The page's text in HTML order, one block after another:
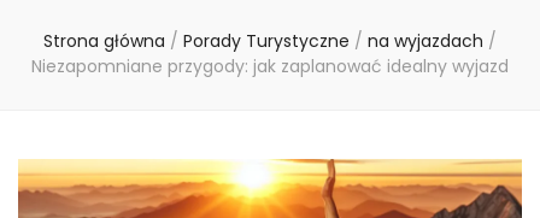
Strona główna / Porady Turystyczne / na wyjazdach /
Niezapomniane przygody: jak zaplanować idealny wyjazd